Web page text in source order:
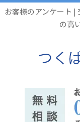
お客様のアンケート
の高